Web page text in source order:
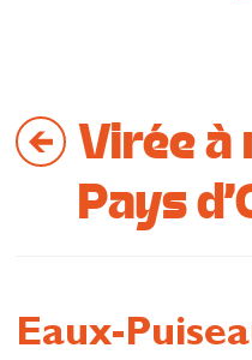
Bouger
Se loger
Se restaurer
Virée à
Pays
Eaux-